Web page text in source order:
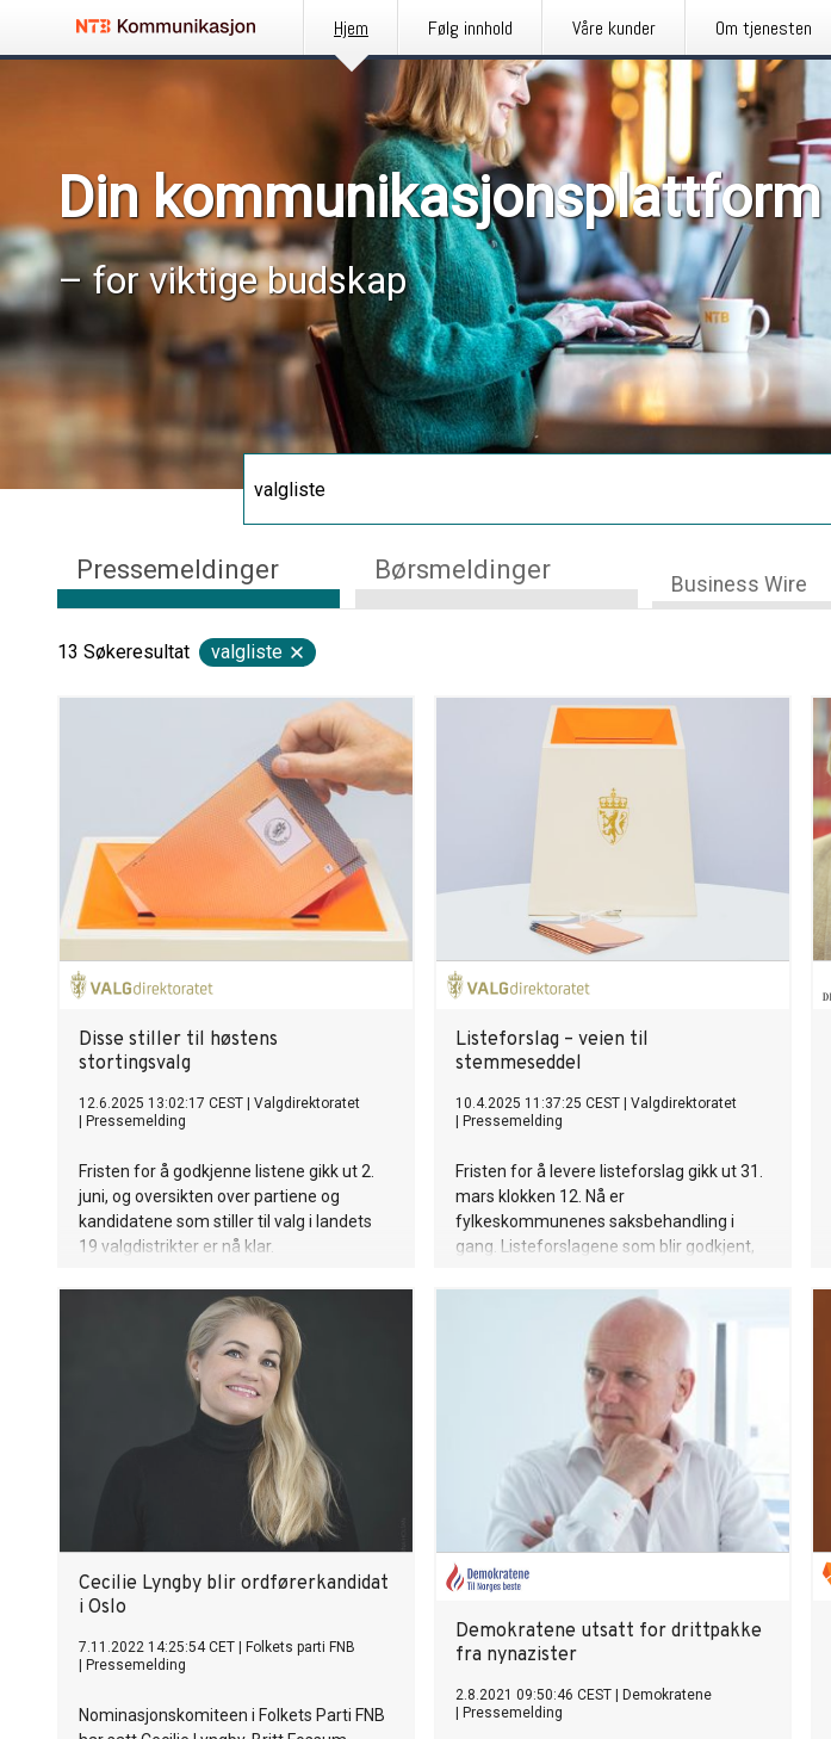
Hjem Følg innhold Våre kunder Om tjenesten
Din kommunikasjonsplattform
– for viktige budskap
Pressemeldinger Børsmeldinger Business Wire
13 Søkeresultat valgliste
Disse stiller til høstens
stortingsvalg
12.6.2025 13:02:17 CEST
Valgdirektoratet
Pressemelding
Fristen for å godkjenne listene gikk ut 2.
juni, og oversikten over partiene og
kandidatene som stiller til valg i landets
19 valgdistrikter er nå klar.
Listeforslag – veien til
stemmeseddel
10.4.2025 11:37:25 CEST
Valgdirektoratet
Pressemelding
Fristen for å levere listeforslag gikk ut 31.
mars klokken 12. Nå er
fylkeskommunenes saksbehandling i
gang. Listeforslagene som blir godkjent,
Cecilie Lyngby blir ordførerkandidat
i Oslo
7.11.2022 14:25:54 CET
Folkets parti FNB
Pressemelding
Nominasjonskomiteen i Folkets Parti FNB
Demokratene utsatt for drittpakke
fra nynazister
2.8.2021 09:50:46 CEST
Demokratene
Pressemelding